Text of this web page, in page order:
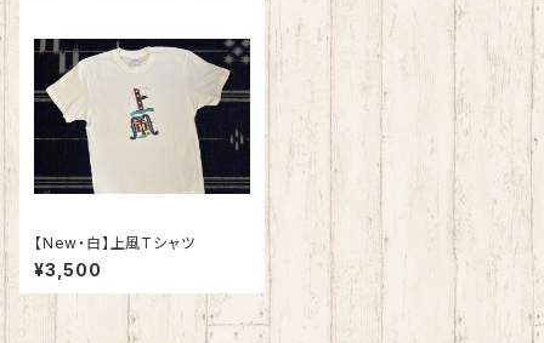
​【New・白】上風Tシャツ
¥3,500